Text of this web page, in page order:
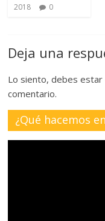
2018
0
Deja una
Lo siento, debes estar
comentario.
¿Qué hacemos